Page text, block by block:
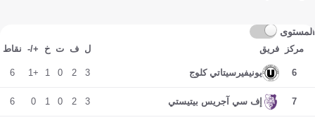
المستوى
مركز فريق ل ف ت خ +/- نقاط
6 يونيفيرسيتاتي كلوج 3
2
0
1
+1
6
7 إف سي آجريس بيتيستي 3
2
0
1
0
6